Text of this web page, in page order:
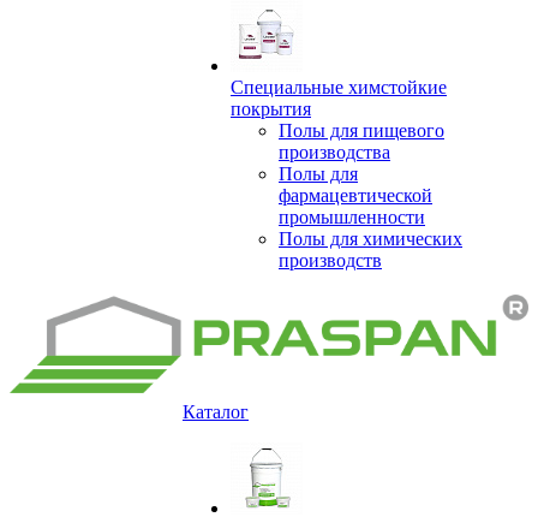
Специальные химстойкие
покрытия
Полы для пищевого
производства
Полы для
фармацевтической
промышленности
Полы для химических
производств
Каталог